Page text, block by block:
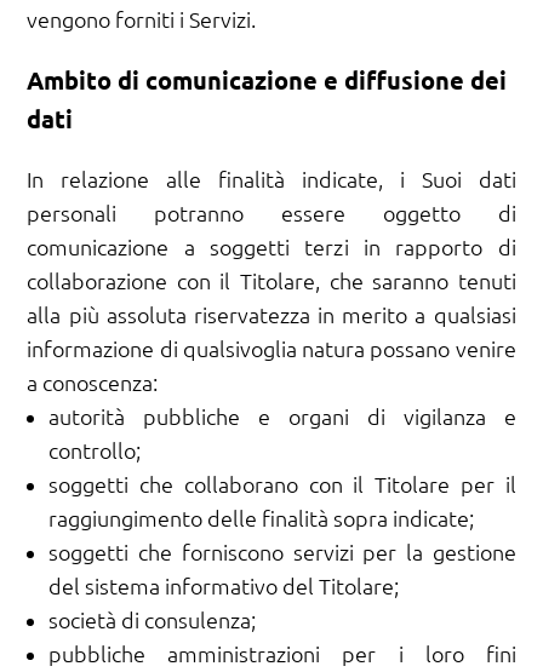
vengono forniti i Servizi.
Ambito di comunicazione e diffusione dei
dati
In relazione alle finalità indicate, i Suoi dati
personali potranno essere oggetto di
comunicazione a soggetti terzi in rapporto di
collaborazione con il Titolare, che saranno tenuti
alla più assoluta riservatezza in merito a qualsiasi
informazione di qualsivoglia natura possano venire
a conoscenza:
autorità pubbliche e organi di vigilanza e
controllo;
soggetti che collaborano con il Titolare per il
raggiungimento delle finalità sopra indicate;
soggetti che forniscono servizi per la gestione
del sistema informativo del Titolare;
società di consulenza;
pubbliche amministrazioni per i loro fini